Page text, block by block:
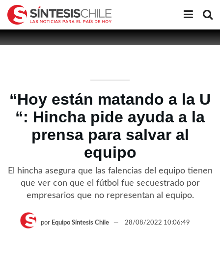
“Hoy están matando a la U
“: Hincha pide ayuda a la
prensa para salvar al
equipo
El hincha asegura que las falencias del equipo tienen
que ver con que el fútbol fue secuestrado por
empresarios que no representan al equipo.
por Equipo Síntesis Chile 28/08/2022 10:06:49